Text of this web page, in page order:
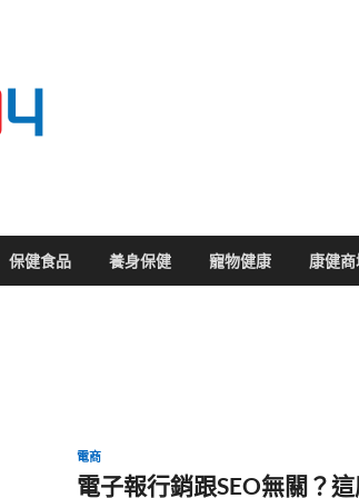
保健食品 養身保健 寵物健康 康健商
電商
電子報行銷跟SEO無關？